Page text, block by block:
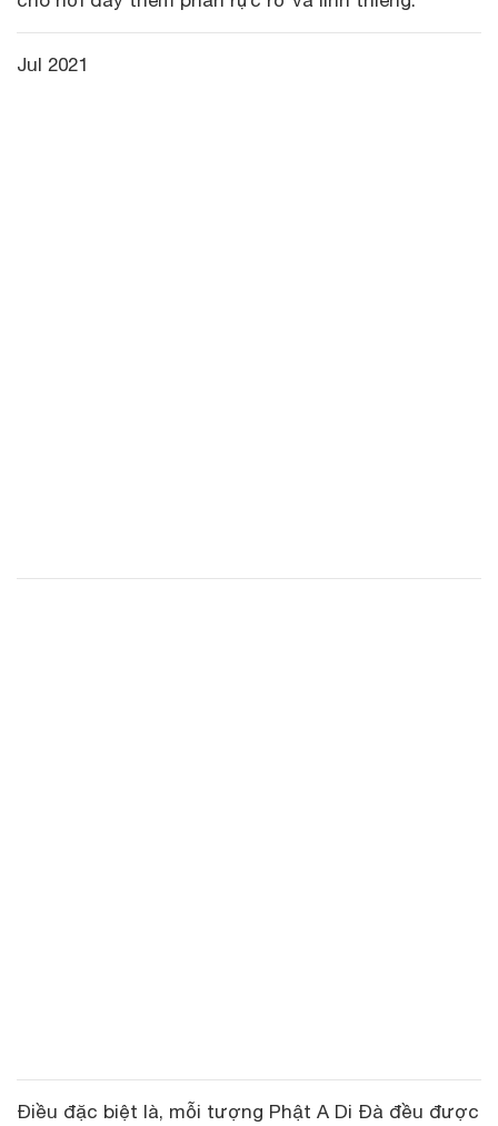
Jul 2021
Điều đặc biệt là, mỗi tượng Phật A Di Đà đều được